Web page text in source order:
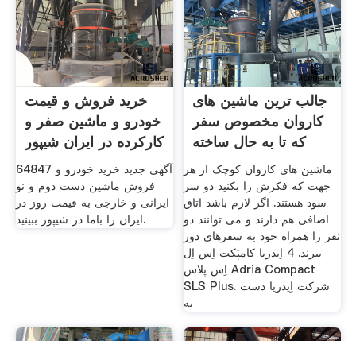
خرید فروش و قیمت
خودرو و ماشین صفر و
کارکرده در ایران شیپور
64847 آگهی جدید خرید خودرو و
فروش ماشین دست دوم و نو
ایرانی و خارجی به قیمت روز در
ایران را باما در شیپور ببینید.
جالب ترین ماشین های
کاروان مخصوص سفر
که تا به حال ساخته
ماشین های کاروان کوچک از هر
جهت که فکرش را بکنید دو سر
سود هستند. اگر لازم باشد اتاق
اضافی هم دارند و می توانند دو
نفر را همراه خود به سفرهای دور
ببرند. 4 اِیدریا کامپَکت اِس اِل
اِس پلاس Adria Compact
SLS Plus. شرکت اِیدریا دست
به